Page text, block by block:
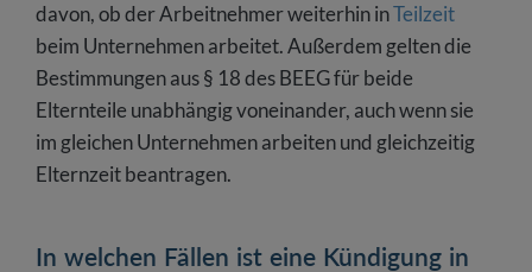
davon, ob der Arbeitnehmer weiterhin inTeilzeit
beim Unternehmen arbeitet. Außerdem gelten die
Bestimmungen aus § 18 des BEEG für beide
Elternteile unabhängig voneinander, auch wenn sie
im gleichen Unternehmen arbeiten und gleichzeitig
Elternzeit beantragen.
In welchen Fällen ist eine Kündigung in